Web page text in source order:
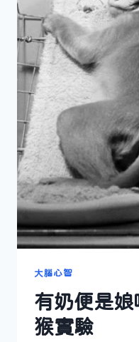
冠
詩
人
大腦心智
有奶便是
猴實驗